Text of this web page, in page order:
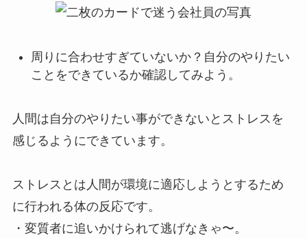
周りに合わせすぎていないか？自分のやりたい
ことをできているか確認してみよう。
人間は自分のやりたい事ができないとストレスを
感じるようにできています。
ストレスとは人間が環境に適応しようとするため
に行われる体の反応です。
・変質者に追いかけられて逃げなきゃ〜。